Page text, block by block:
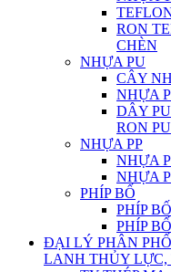
RON
CHÈN
NHỰA PU
CÂY
NHỰA
DÂY
RON PU
NHỰA PP
NHỰA
NHỰA
PHÍP BỐ
PHÍP
PHÍP
ĐẠI LÝ PHÂN
LANH THỦY LỰC,